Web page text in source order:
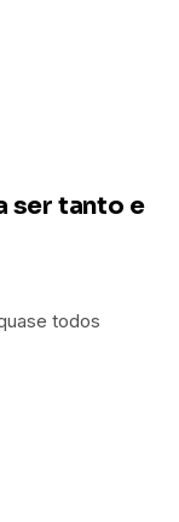
ser tanto e
todos